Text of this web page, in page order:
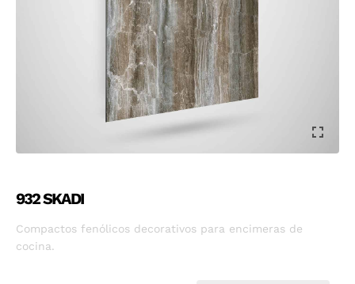
932 SKADI
Compactos fenólicos decorativos para encimeras de
cocina.